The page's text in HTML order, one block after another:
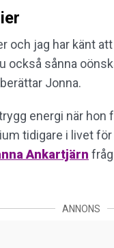
jag har känt
också sånna
Jonna.
energi när
tidigare i livet
Ankartjärn
ANNONS